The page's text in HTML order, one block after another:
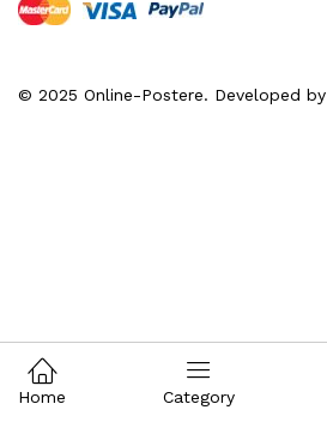
© 2025 Online-Postere. Developed by
Home Category